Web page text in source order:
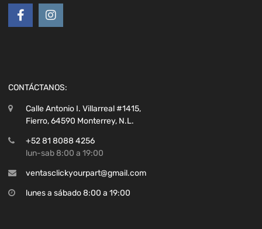
CONTÁCTANOS:
Calle Antonio I. Villarreal #1415,
Fierro, 64590 Monterrey, N.L.
+52 81 8088 4256
lun-sab 8:00 a 19:00
ventasclickyourpart@gmail.com
lunes a sábado 8:00 a 19:00